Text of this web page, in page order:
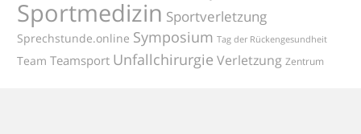
Sportmedizin Sportverletzung
Sprechstunde.online Symposium Tag der Rückengesundheit
Team Teamsport Unfallchirurgie Verletzung Zentrum